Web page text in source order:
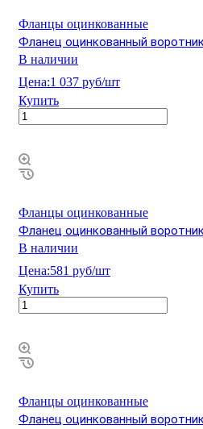
Фланцы оцинкованные
Фланец оцинкованный
В наличии
Цена:1 037 руб/шт
Купить
Фланцы оцинкованные
Фланец оцинкованный
В наличии
Цена:581 руб/шт
Купить
Фланцы оцинкованные
Фланец оцинкованный